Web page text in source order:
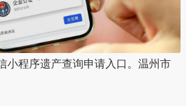
小程序遗产查询申请入口。温州市